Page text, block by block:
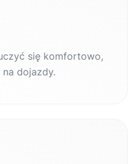
się komfortowo,
dojazdy.